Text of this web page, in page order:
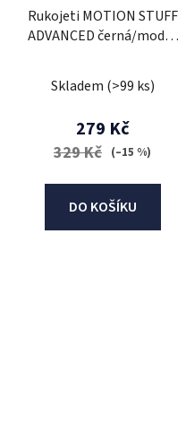
Rukojeti MOTION STUFF
ADVANCED černá/modrá
design)
Skladem (>99 ks)
279 Kč
329 Kč (–15 %)
DO KOŠÍKU